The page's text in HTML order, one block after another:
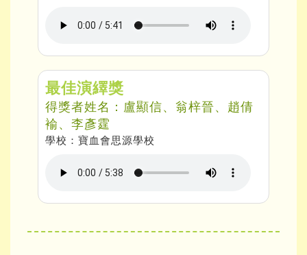
最佳演繹獎
得獎者姓名：盧顯信、翁梓晉、趙倩
褕、李彥霆
學校：寶血會思源學校